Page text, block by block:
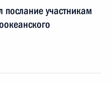
участникам